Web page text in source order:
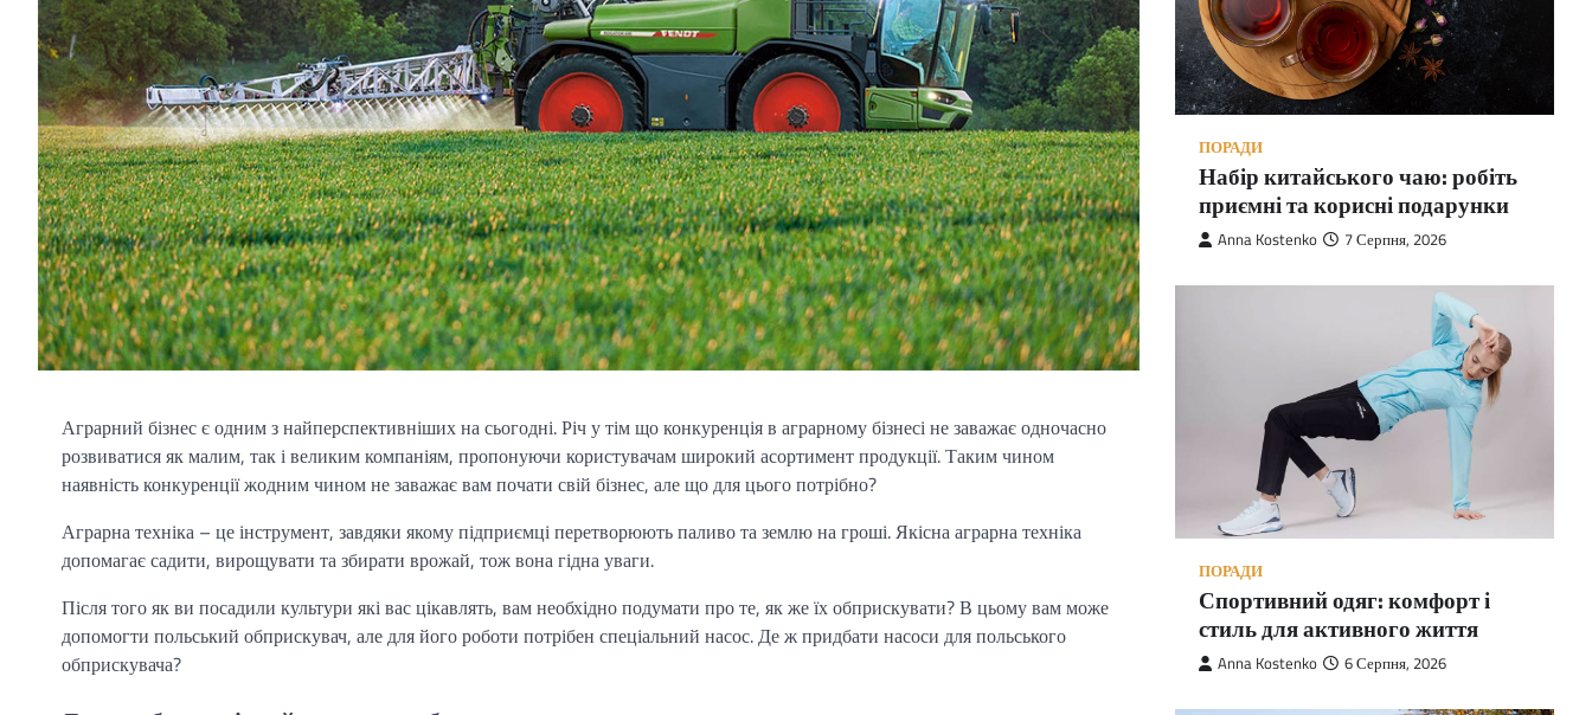
Аграрний бізнес є одним з найперспективніших на сьогодні. Річ у тім що конкуренція в аграрному бізнесі не заважає одночасно
розвиватися як малим, так і великим компаніям, пропонуючи користувачам широкий асортимент продукції. Таким чином
наявність конкуренції жодним чином не заважає вам почати свій бізнес, але що для цього потрібно?
Аграрна техніка – це інструмент, завдяки якому підприємці перетворюють паливо та землю на гроші. Якісна аграрна техніка
допомагає садити, вирощувати та збирати врожай, тож вона гідна уваги.
Після того як ви посадили культури які вас цікавлять, вам необхідно подумати про те, як же їх обприскувати? В цьому вам може
допомогти польський обприскувач, але для його роботи потрібен спеціальний насос. Де ж придбати насоси для польського
обприскувача?
ПОРАДИ
Набір китайського чаю: робіть
приємні та корисні подарунки
Anna Kostenko 7 Серпня, 2026
ПОРАДИ
Спортивний одяг: комфорт і
стиль для активного життя
Anna Kostenko 6 Серпня, 2026